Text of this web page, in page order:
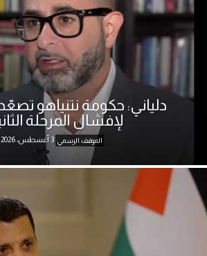
دلياني: حكومة نتنياهو
لإفشال المرحلة
الموقف الرسمي 3 أغسطس، 2026